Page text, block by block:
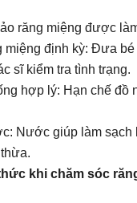
răng miệng được
miệng định kỳ: Đưa
sĩ kiểm tra tình trạng.
hợp lý: Hạn chế đồ
Nước giúp làm sạch
khi chăm sóc